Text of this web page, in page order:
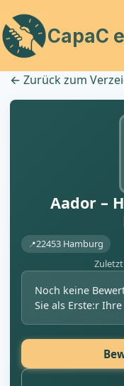
Inhalt
springen
CapaC
← Zurück zum
Aador –
22453 Hamburg
Noch keine
Sie als Erste:r